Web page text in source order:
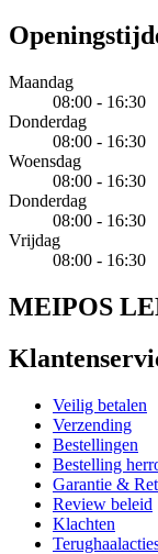
Maandag
08:00 - 16:30
Donderdag
08:00 - 16:30
Woensdag
08:00 - 16:30
Donderdag
08:00 - 16:30
Vrijdag
08:00 - 16:30
MEIPOS
Veilig betalen
Verzending
Bestellingen
Bestelling
Garantie &
Review beleid
Klachten